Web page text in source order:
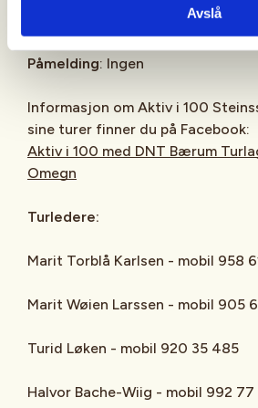
Avslå
Påmelding: Ingen
Informasjon om Aktiv i 100
sine turer finner du på Facebook:
Aktiv i 100 med DNT Bærum
Omegn
Turledere:
Marit Torblå Karlsen - mobil 958
Marit Wøien Larssen - mobil 905
Turid Løken - mobil 920 35 485
Halvor Bache-Wiig - mobil 992 77